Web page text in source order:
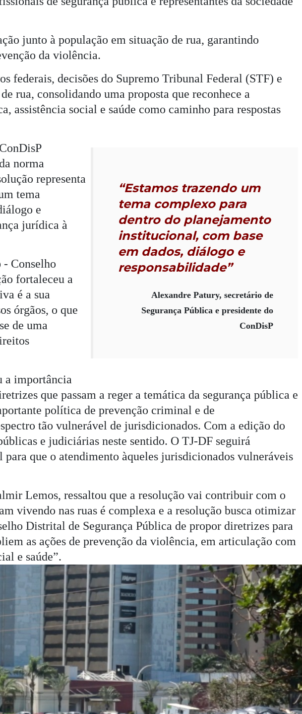
junto à população em situação de rua, garantindo
da violência.
federais, decisões do Supremo Tribunal Federal (STF) e
rua, consolidando uma proposta que reconhece a
assistência social e saúde como caminho para respostas
“Estamos trazendo um
tema complexo para
dentro do planejamento
institucional, com base
em dados, diálogo e
responsabilidade”
Alexandre Patury, secretário de
Segurança Pública e presidente do
ConDisP
norma
representa
tema
e
jurídica à
- Conselho
fortaleceu a
é a sua
órgãos, o que
de uma
a importância
que passam a reger a temática da segurança pública e
política de prevenção criminal e de
tão vulnerável de jurisdicionados. Com a edição do
e judiciárias neste sentido. O TJ-DF seguirá
que o atendimento àqueles jurisdicionados vulneráveis
Lemos, ressaltou que a resolução vai contribuir com o
vivendo nas ruas é complexa e a resolução busca otimizar
Distrital de Segurança Pública de propor diretrizes para
as ações de prevenção da violência, em articulação com
e saúde”.